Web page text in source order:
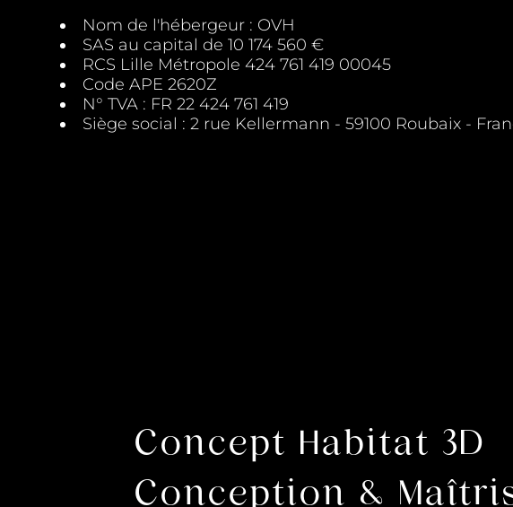
Nom de l'hébergeur : OVH
SAS au capital de 10 174 560 €
RCS Lille Métropole 424 761 419 00045
Code APE 2620Z
N° TVA : FR 22 424 761 419
Siège social : 2 rue Kellermann - 59100 Roubaix -
Concept Habitat 3D
Conception &